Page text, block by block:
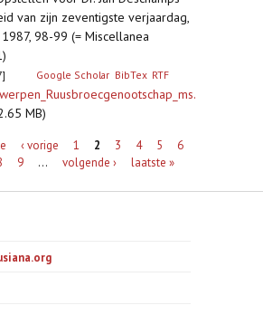
van zijn zeventigste verjaardag,
98-99 (= Miscellanea
Google Scholar BibTex RTF
MB)
‹ vorige 1 2 3 4 5
6
9 … volgende › laatste »